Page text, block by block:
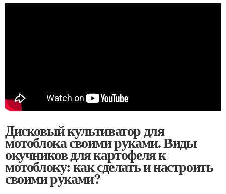
Дисковый культиватор для
мотоблока своими руками. Виды
окучников для картофеля к
мотоблоку: как сделать и настроить
своими руками?